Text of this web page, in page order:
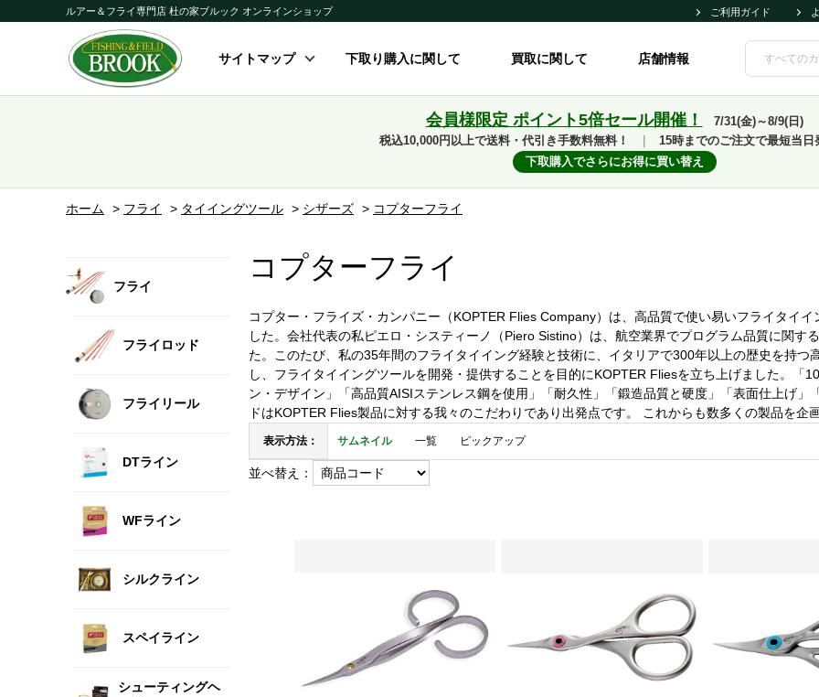
ルアー＆フライ専門店 杜の家ブルック オンラインショップ ご利用ガイド
サイトマップ 下取り購入に関して 買取に関して 店舗情報
会員様限定 ポイント5倍セール開催！
7/31(金)～8/9(日)
税込10,000円以上で送料・代引き手数料無料！
15時までのご注文で最短当日
下取購入でさらにお得に買い替え
ホーム > フライ > タイイングツール > シザーズ > コプターフライ
フライ
フライロッド
フライリール
DTライン
WFライン
シルクライン
スペイライン
シューティングヘ
コプターフライ
コプター・フライズ・カンパニー（KOPTER Flies Company）は、高品質で使い易いフライタイ
した。会社代表の私ピエロ・システィーノ（Piero Sistino）は、航空業界でプログラム品質に関す
た。このたび、私の35年間のフライタイイング経験と技術に、イタリアで300年以上の歴史を持
し、フライタイイングツールを開発・提供することを目的にKOPTER Fliesを立ち上げました。「
ン・デザイン」「高品質AISIステンレス鋼を使用」「耐久性」「鍛造品質と硬度」「表面仕上げ
ドはKOPTER Flies製品に対する我々のこだわりであり出発点です。 これからも数多くの製品を企
表示方法： サムネイル 一覧 ピックアップ
並べ替え：